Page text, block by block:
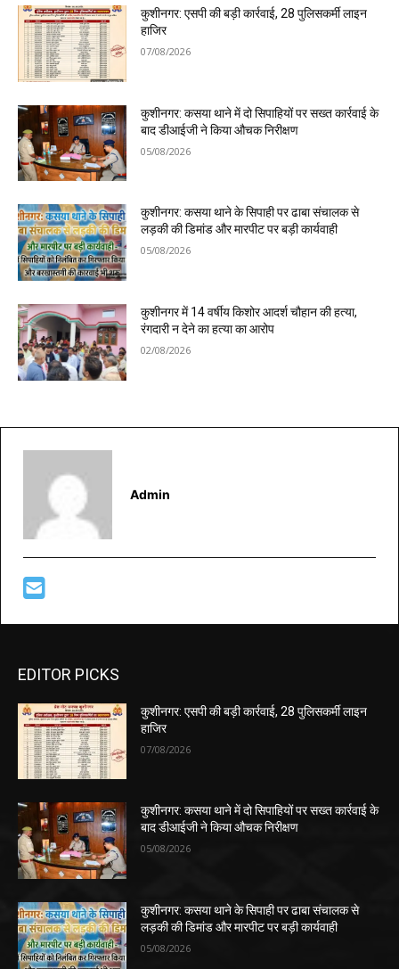
कुशीनगर: एसपी की बड़ी कार्रवाई, 28 पुलिसकर्मी लाइन
हाजिर
07/08/2026
कुशीनगर: कसया थाने में दो सिपाहियों पर सख्त कार्रवाई के
बाद डीआईजी ने किया औचक निरीक्षण
05/08/2026
कुशीनगर: कसया थाने के सिपाही पर ढाबा संचालक से
लड़की की डिमांड और मारपीट पर बड़ी कार्यवाही
05/08/2026
कुशीनगर में 14 वर्षीय किशोर आदर्श चौहान की हत्या,
रंगदारी न देने का हत्या का आरोप
02/08/2026
Admin
EDITOR PICKS
कुशीनगर: एसपी की बड़ी कार्रवाई, 28 पुलिसकर्मी लाइन
हाजिर
07/08/2026
कुशीनगर: कसया थाने में दो सिपाहियों पर सख्त कार्रवाई के
बाद डीआईजी ने किया औचक निरीक्षण
05/08/2026
कुशीनगर: कसया थाने के सिपाही पर ढाबा संचालक से
लड़की की डिमांड और मारपीट पर बड़ी कार्यवाही
05/08/2026